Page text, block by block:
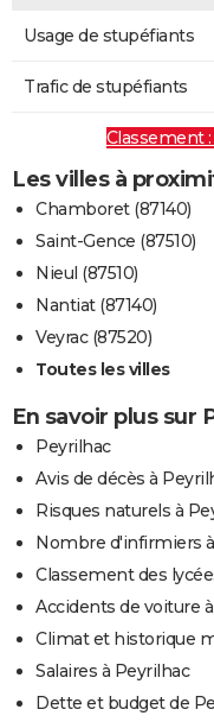
Usage de stupéfiants
Trafic de stupéfiants
Classement
Les villes à
Chamboret (87140)
Saint-Gence (87510)
Nieul (87510)
Nantiat (87140)
Veyrac (87520)
Toutes les villes
En savoir plus sur
Peyrilhac
Avis de décès à
Risques naturels à
Nombre d'infirmiers
Classement des
Accidents de voiture
Climat et historique
Salaires à Peyrilhac
Dette et budget de